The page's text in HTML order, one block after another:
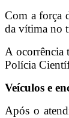
Com a força
da vítima no
A ocorrência
Polícia
Veículos e
Após o